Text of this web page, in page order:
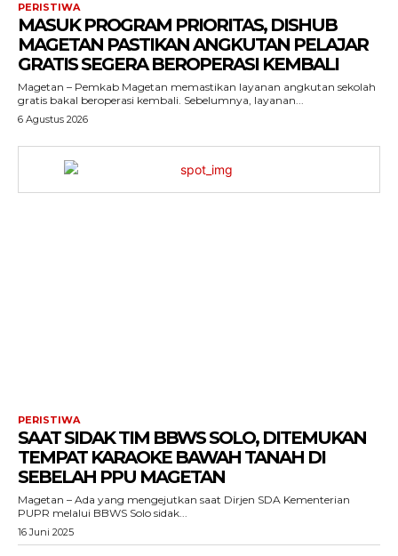
PERISTIWA
MASUK PROGRAM PRIORITAS, DISHUB
MAGETAN PASTIKAN ANGKUTAN PELAJAR
GRATIS SEGERA BEROPERASI KEMBALI
Magetan – Pemkab Magetan memastikan layanan angkutan sekolah
gratis bakal beroperasi kembali. Sebelumnya, layanan...
6 Agustus 2026
PERISTIWA
SAAT SIDAK TIM BBWS SOLO, DITEMUKAN
TEMPAT KARAOKE BAWAH TANAH DI
SEBELAH PPU MAGETAN
Magetan – Ada yang mengejutkan saat Dirjen SDA Kementerian
PUPR melalui BBWS Solo sidak...
16 Juni 2025